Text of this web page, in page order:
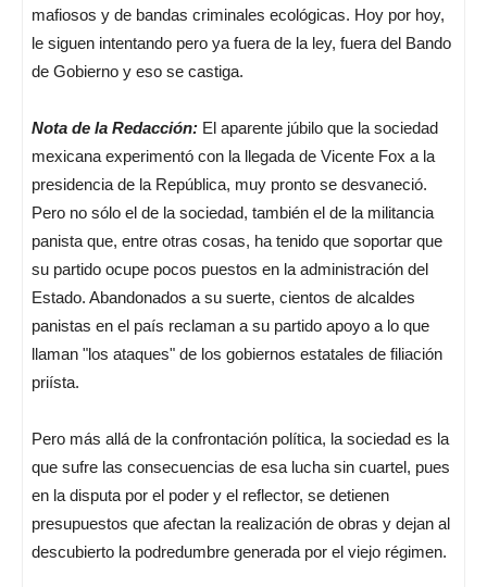
mafiosos y de bandas criminales ecológicas. Hoy por hoy,
le siguen intentando pero ya fuera de la ley, fuera del Bando
de Gobierno y eso se castiga.
Nota de la Redacción: El aparente júbilo que la sociedad
mexicana experimentó con la llegada de Vicente Fox a la
presidencia de la República, muy pronto se desvaneció.
Pero no sólo el de la sociedad, también el de la militancia
panista que, entre otras cosas, ha tenido que soportar que
su partido ocupe pocos puestos en la administración del
Estado. Abandonados a su suerte, cientos de alcaldes
panistas en el país reclaman a su partido apoyo a lo que
llaman "los ataques" de los gobiernos estatales de filiación
priísta.
Pero más allá de la confrontación política, la sociedad es la
que sufre las consecuencias de esa lucha sin cuartel, pues
en la disputa por el poder y el reflector, se detienen
presupuestos que afectan la realización de obras y dejan al
descubierto la podredumbre generada por el viejo régimen.